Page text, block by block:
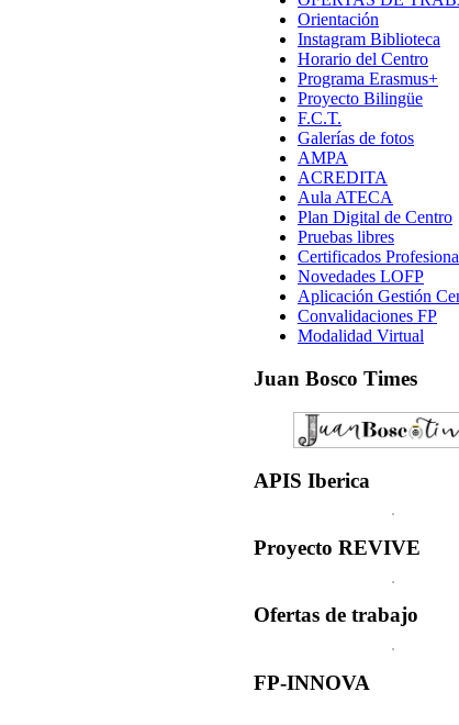
Orientación
Instagram Biblioteca
Horario del Centro
Programa Erasmus+
Proyecto Bilingüe
F.C.T.
Galerías de fotos
AMPA
ACREDITA
Aula ATECA
Plan Digital de Centro
Pruebas libres
Certificados
Novedades LOFP
Aplicación Gestión
Convalidaciones FP
Modalidad Virtual
Juan Bosco Times
APIS Iberica
Proyecto REVIVE
Ofertas de trabajo
FP-INNOVA